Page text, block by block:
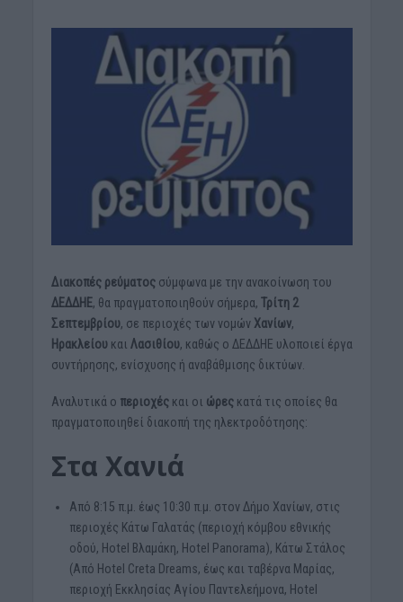
Διακοπές ρεύματοςσύμφωνα με την ανακοίνωση του
ΔΕΔΔΗΕ, θα πραγματοποιηθούν σήμερα, Τρίτη 2
Σεπτεμβρίου, σε περιοχές των νομών Χανίων,
Ηρακλείου και Λασιθίου, καθώς ο ΔΕΔΔΗΕ υλοποιεί έργα
συντήρησης, ενίσχυσης ή αναβάθμισης δικτύων.
Αναλυτικά ο περιοχέςκαι οι ώρεςκατά τις οποίες θα
πραγματοποιηθεί διακοπή της ηλεκτροδότησης:
Στα Χανιά
Από 8:15 π.μ. έως 10:30 π.μ. στον Δήμο Χανίων, στις
περιοχές Κάτω Γαλατάς (περιοχή κόμβου εθνικής
οδού, Hotel Βλαμάκη, Hotel Panorama), Κάτω Στάλος
(Από Hotel Creta Dreams, έως και ταβέρνα Μαρίας,
περιοχή Εκκλησίας Αγίου Παντελεήμονα, Hotel